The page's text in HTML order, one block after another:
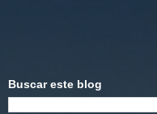
Buscar este blog